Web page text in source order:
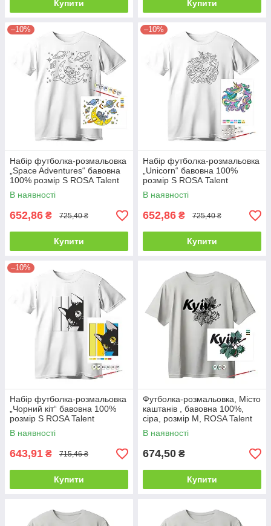
Купити Купити
–10%
Набір футболка-розмальовка
„Space Adventures“ бавовна
100% розмір S ROSA Talent
В наявності
652,86 ₴ 725,40 ₴
Купити
–10%
Набір футболка-розмальовка
„Unicorn“ бавовна 100%
розмір S ROSA Talent
В наявності
652,86 ₴ 725,40 ₴
Купити
–10%
Набір футболка-розмальовка
„Чорний кіт“ бавовна 100%
розмір S ROSA Talent
В наявності
643,91 ₴ 715,46 ₴
Купити
Футболка-розмальовка, Місто
каштанів , бавовна 100%,
сіра, розмір M, ROSA Talent
В наявності
674,50 ₴
Купити